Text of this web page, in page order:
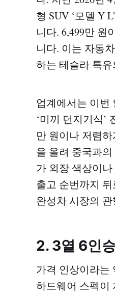
형 SUV ‘모델 Y
니다. 6,499만 원
니다. 이는 자동
하는 테슬라 특
업계에서는 이번
‘미끼 던지기식’
만 원이나 저렴
을 올려 중국과
가 외장 색상이
출고 순번까지
완성차 시장의
2. 3열 6인
가격 인상이라는
하드웨어 스펙이